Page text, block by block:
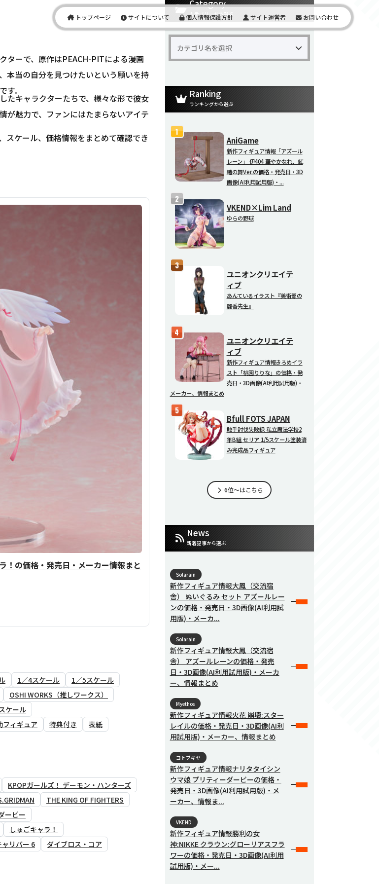
トップページ サイトについて 個人情報保護方針 サイト運営者 お問い合わせ
ターで、原作はPEACH-PITによる漫画
本当の自分を見つけたいという願いを持
。
たキャラクターたちで、様々な形で彼女
が魅力で、ファンにはたまらないアイテ
スケール、価格情報をまとめて確認でき
！の価格・発売日・メーカー情報まと
1／4スケール
1／5スケール
OSHI WORKS（推しワークス）
ケール
フィギュア 特典付き 表紙
KPOPガールズ！ デーモン・ハンターズ
THE KING OF FIGHTERS
ービー
しゅごキャラ！
リバー 6
ダイブロス・コア
Category
カテゴリーから選ぶ
Ranking
ランキングから選ぶ
AniGame
新作フィギュア情報「アズール
レーン」 伊404 華やかなれ、紅
緒の舞Ver.の価格・発売日・3D
画像(AI利用試用版)・...
VKEND×Lim Land
ゆらの野球
ユニオンクリエイテ
ィブ
あんているイラスト『美術部の
麗香先生』
ユニオンクリエイテ
ィブ
新作フィギュア情報きろめイラ
スト「桃園りりな」の価格・発
売日・3D画像(AI利用試用版)・
メーカー、情報まとめ
Bfull FOTS JAPAN
触手討伐失敗録 私立魔法学校2
年B組 セリア 1/5スケール塗装済
み完成品フィギュア
6位～はこちら
News
新着記事から選ぶ
Solarain
新作フィギュア情報大鳳（交流宿
舎） ぬいぐるみ セット アズールレー
ンの価格・発売日・3D画像(AI利用試
用版)・メーカ...
Solarain
新作フィギュア情報大鳳（交流宿
舎） アズールレーンの価格・発売
日・3D画像(AI利用試用版)・メーカ
ー、情報まとめ
Myethos
新作フィギュア情報火花 崩壊:スター
レイルの価格・発売日・3D画像(AI利
用試用版)・メーカー、情報まとめ
コトブキヤ
新作フィギュア情報ナリタタイシン
ウマ娘 プリティーダービーの価格・
発売日・3D画像(AI利用試用版)・メ
ーカー、情報ま...
VKEND
新作フィギュア情報勝利の女
神:NIKKE クラウン:グローリアスフラ
ワーの価格・発売日・3D画像(AI利用
試用版)・メー...